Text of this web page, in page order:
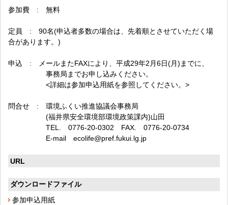
参加費 : 無料
定員 : 90名(申込者多数の場合は、先着順とさせていただく場
合があります。)
申込 : メールまたFAXにより、平成29年2月6日(月)までに、
事務局までお申し込みください。
<詳細は参加申込用紙を参照してください。>
問合せ : 環境ふくい推進協議会事務局
(福井県安全環境部環境政策課内)山田
TEL. 0776-20-0302 FAX. 0776-20-0734
E-mail ecolife@pref.fukui.lg.jp
URL
ダウンロードファイル
参加申込用紙